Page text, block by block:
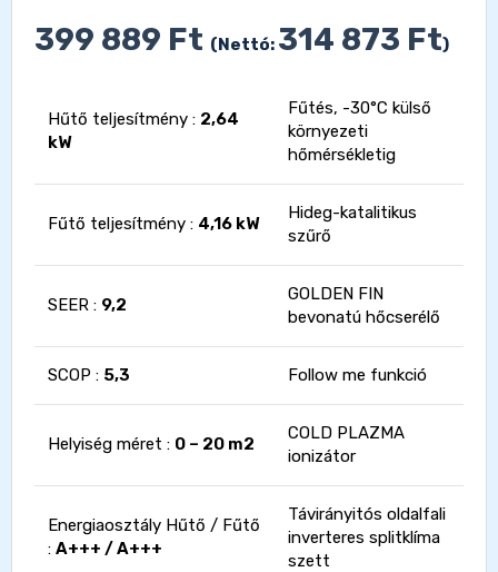
399 889 Ft (Nettó: 314 873 Ft)
Hűtő teljesítmény : 2,64
kW
Fűtés, -30°C külső
környezeti
hőmérsékletig
Fűtő teljesítmény : 4,16 kW
Hideg-katalitikus
szűrő
SEER : 9,2
GOLDEN FIN
bevonatú hőcserélő
SCOP : 5,3 Follow me funkció
Helyiség méret : 0 – 20 m2
COLD PLAZMA
ionizátor
Energiaosztály Hűtő / Fűtő
: A+++ / A+++
Távirányitós oldalfali
inverteres splitklíma
szett